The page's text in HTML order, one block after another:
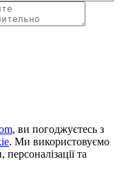
, ви погоджуєтесь з
. Ми використовуємо
та